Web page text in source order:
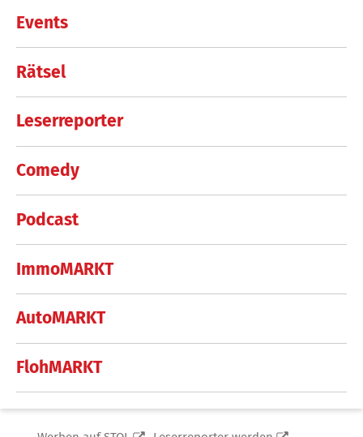
Events
Rätsel
Leserreporter
Comedy
Podcast
ImmoMARKT
AutoMARKT
FlohMARKT